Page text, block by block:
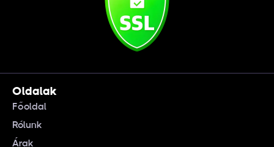
Oldalak
Főoldal
Rólunk
Árak